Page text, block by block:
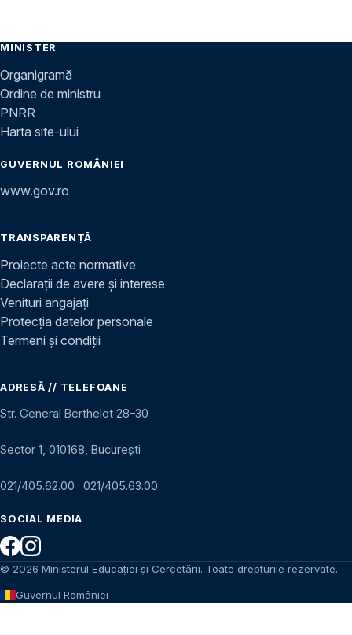
MINISTER
Organigramă
Ordine de ministru
PNRR
Harta site-ului
GUVERNUL ROMÂNIEI
www.gov.ro
TRANSPARENȚĂ
Proiecte acte normative
Declarații de avere și interese
Venituri angajați
Protecția datelor personale
Termeni și condiții
ADRESĂ // TELEFOANE
Str. General Berthelot 28–30
Sector 1, 010168, București
021/405.62.00 · 021/405.63.00
SOCIAL MEDIA
© 2026 Ministerul Educației și Cercetării. Toate drepturile rezervate.
Guvernul României